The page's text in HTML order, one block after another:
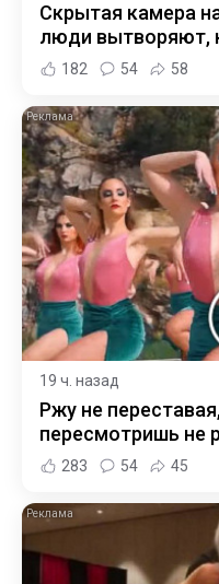
Скрытая камера
люди вытворяют,
182 54 58
19 ч. назад
Ржу не
пересмотришь не
283 54 45